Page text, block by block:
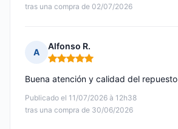
tras una compra de 02/07/2026
A
Alfonso R.
Nota: 5 de 5
Publicado el 11/07/2026 à 12h38
tras una compra de 30/06/2026
Buena atención y calidad del repuesto